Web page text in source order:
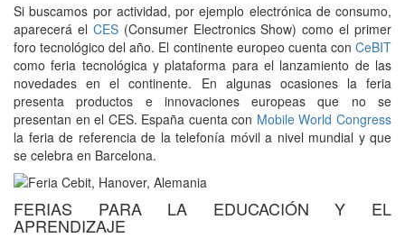
Si buscamos por actividad, por ejemplo electrónica de consumo,
aparecerá el CES(Consumer Electronics Show) como el primer
foro tecnológico del año. El continente europeo cuenta con CeBIT
como feria tecnológica y plataforma para el lanzamiento de las
novedades en el continente. En algunas ocasiones la feria
presenta productos e innovaciones europeas que no se
presentan en el CES. España cuenta con Mobile World Congress
la feria de referencia de la telefonía móvil a nivel mundial y que
se celebra en Barcelona.
FERIAS PARA LA EDUCACIÓN Y EL
APRENDIZAJE